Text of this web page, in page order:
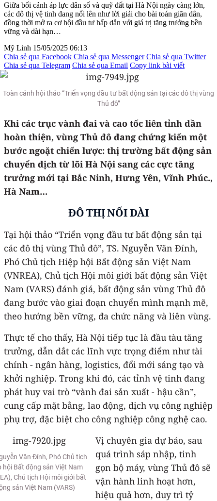
Giữa bối cảnh áp lực dân số và quỹ đất tại Hà Nội ngày càng lớn,
các đô thị vệ tinh đang nổi lên như lời giải cho bài toán giãn dân,
đồng thời mở ra cơ hội đầu tư hấp dẫn với giá trị tăng trưởng bền
vững và dài hạn…
Mỹ Linh 15/05/2025 06:13
Chia sẻ qua Facebook Chia sẻ qua Messenger Chia sẻ qua Twitter
Chia sẻ qua Telegram Chia sẻ qua Email Copy link bài viết
Toàn cảnh hội thảo “Triển vọng đầu tư bất động sản tại các đô thị vùng
Thủ đô”
Khi các trục vành đai và cao tốc liên tỉnh dần
hoàn thiện, vùng Thủ đô đang chứng kiến một
bước ngoặt chiến lược: thị trường bất động sản
chuyển dịch từ lõi Hà Nội sang các cực tăng
trưởng mới tại Bắc Ninh, Hưng Yên, Vĩnh Phúc.,
Hà Nam…
ĐÔ THỊ NỐI DÀI
Tại hội thảo “Triển vọng đầu tư bất động sản tại
các đô thị vùng Thủ đô”, TS. Nguyễn Văn Đính,
Phó Chủ tịch Hiệp hội Bất động sản Việt Nam
(VNREA), Chủ tịch Hội môi giới bất động sản Việt
Nam (VARS) đánh giá, bất động sản vùng Thủ đô
đang bước vào giai đoạn chuyển mình mạnh mẽ,
theo hướng bền vững, đa chức năng và liên vùng.
Thực tế cho thấy, Hà Nội tiếp tục là đầu tàu tăng
trưởng, dẫn dắt các lĩnh vực trọng điểm như tài
chính - ngân hàng, logistics, đổi mới sáng tạo và
khởi nghiệp. Trong khi đó, các tỉnh vệ tinh đang
phát huy vai trò “vành đai sản xuất - hậu cần”,
cung cấp mặt bằng, lao động, dịch vụ công nghiệp
phụ trợ, đặc biệt cho công nghiệp công nghệ cao.
Văn Đính, Phó Chủ tịch
hội Bất động sản Việt Nam
Chủ tịch Hội môi giới bất
sản Việt Nam (VARS)
Vị chuyên gia dự báo, sau
quá trình sáp nhập, tinh
gọn bộ máy, vùng Thủ đô sẽ
vận hành linh hoạt hơn,
hiệu quả hơn, duy trì tỷ